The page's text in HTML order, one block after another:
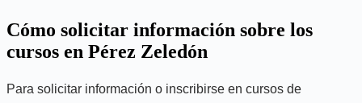
Cómo solicitar información sobre los
cursos en Pérez Zeledón
Para solicitar información o inscribirse en cursos de